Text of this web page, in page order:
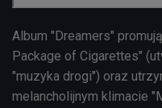
Album "Dreamers"
Package of Cigarettes"
"muzyka drogi") oraz
melancholijnym klimacie